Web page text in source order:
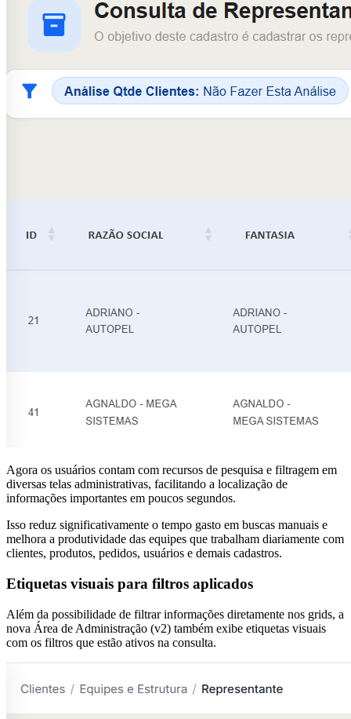
Agora os usuários contam com recursos de pesquisa e filtragem em
diversas telas administrativas, facilitando a localização de
informações importantes em poucos segundos.
Isso reduz significativamente o tempo gasto em buscas manuais e
melhora a produtividade das equipes que trabalham diariamente com
clientes, produtos, pedidos, usuários e demais cadastros.
Etiquetas visuais para filtros aplicados
Além da possibilidade de filtrar informações diretamente nos grids, a
nova Área de Administração (v2) também exibe etiquetas visuais
com os filtros que estão ativos na consulta.